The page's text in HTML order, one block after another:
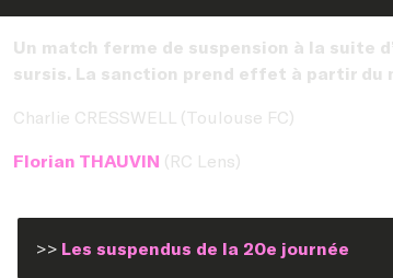
Un match ferme de suspension à la suite
sursis. La sanction prend effet à partir du
Charlie CRESSWELL (Toulouse FC)
Florian THAUVIN (RC Lens)
>> Les suspendus de la 20e journée